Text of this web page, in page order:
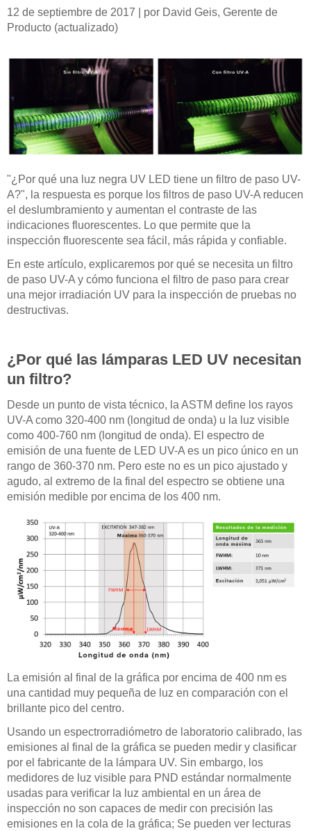
12 de septiembre de 2017 | por David Geis, Gerente de
Producto (actualizado)
"¿Por qué una luz negra UV LED tiene un filtro de paso UV-
A?", la respuesta es porque los filtros de paso UV-A reducen
el deslumbramiento y aumentan el contraste de las
indicaciones fluorescentes. Lo que permite que la
inspección fluorescente sea fácil, más rápida y confiable.
En este artículo, explicaremos por qué se necesita un filtro
de paso UV-A y cómo funciona el filtro de paso para crear
una mejor irradiación UV para la inspección de pruebas no
destructivas.
¿Por qué las lámparas LED UV necesitan
un filtro?
Desde un punto de vista técnico, la ASTM define los rayos
UV-A como 320-400 nm (longitud de onda) u la luz visible
como 400-760 nm (longitud de onda). El espectro de
emisión de una fuente de LED UV-A es un pico único en un
rango de 360-370 nm. Pero este no es un pico ajustado y
agudo, al extremo de la final del espectro se obtiene una
emisión medible por encima de los 400 nm.
La emisión al final de la gráfica por encima de 400 nm es
una cantidad muy pequeña de luz en comparación con el
brillante pico del centro.
Usando un espectrorradiómetro de laboratorio calibrado, las
emisiones al final de la gráfica se pueden medir y clasificar
por el fabricante de la lámpara UV. Sin embargo, los
medidores de luz visible para PND estándar normalmente
usadas para verificar la luz ambiental en un área de
inspección no son capaces de medir con precisión las
emisiones en la cola de la gráfica; Se pueden ver lecturas